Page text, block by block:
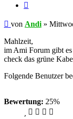
Beitrag
von Andi »
Mahlzeit,
im Ami Forum gibt es
check das grüne
Folgende Benutzer
Bewertung: 25%